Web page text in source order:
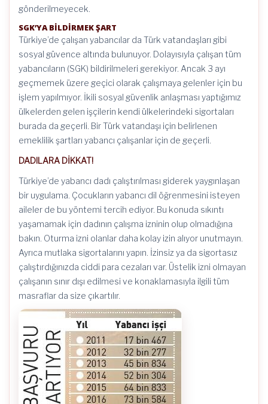
gönderilmeyecek.
SGK’YA BİLDİRMEK ŞART
Türkiye’de çalışan yabancılar da Türk vatandaşları gibi
sosyal güvence altında bulunuyor. Dolayısıyla çalışan tüm
yabancıların (SGK) bildirilmeleri gerekiyor. Ancak 3 ayı
geçmemek üzere geçici olarak çalışmaya gelenler için bu
işlem yapılmıyor. İkili sosyal güvenlik anlaşması yaptığımız
ülkelerden gelen işçilerin kendi ülkelerindeki sigortaları
burada da geçerli. Bir Türk vatandaşı için belirlenen
emeklilik şartları yabancı çalışanlar için de geçerli.
DADILARA DİKKAT!
Türkiye’de yabancı dadı çalıştırılması giderek yaygınlaşan
bir uygulama. Çocukların yabancı dil öğrenmesini isteyen
aileler de bu yöntemi tercih ediyor. Bu konuda sıkıntı
yaşamamak için dadının çalışma izninin olup olmadığına
bakın. Oturma izni olanlar daha kolay izin alıyor unutmayın.
Ayrıca mutlaka sigortalarını yapın. İzinsiz ya da sigortasız
çalıştırdığınızda ciddi para cezaları var. Üstelik izni olmayan
çalışanın sınır dışı edilmesi ve konaklamasıyla ilgili tüm
masraflar da size çıkartılır.